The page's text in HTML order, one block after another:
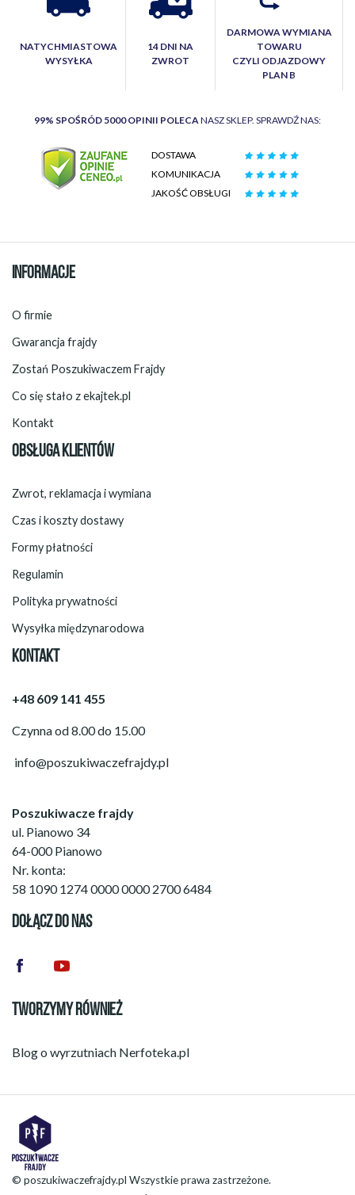
NATYCHMIASTOWA
WYSYŁKA
14 DNI NA
ZWROT
DARMOWA WYMIANA
TOWARU
CZYLI ODJAZDOWY
PLAN B
99% SPOŚRÓD 5000 OPINII POLECA NASZ SKLEP. SPRAWDŹ NAS:
DOSTAWA
KOMUNIKACJA
JAKOŚĆ OBSŁUGI
INFORMACJE
O firmie
Gwarancja frajdy
Zostań Poszukiwaczem Frajdy
Co się stało z ekajtek.pl
Kontakt
OBSŁUGA KLIENTÓW
Zwrot, reklamacja i wymiana
Czas i koszty dostawy
Formy płatności
Regulamin
Polityka prywatności
Wysyłka międzynarodowa
KONTAKT
+48 609 141 455
Czynna od 8.00 do 15.00
info@poszukiwaczefrajdy.pl
Poszukiwacze frajdy
ul. Pianowo 34
64-000 Pianowo
Nr. konta:
58 1090 1274 0000 0000 2700 6484
DOŁĄCZ DO NAS
TWORZYMY RÓWNIEŻ
Blog o wyrzutniach Nerfoteka.pl
© poszukiwaczefrajdy.pl Wszystkie prawa zastrzeżone.